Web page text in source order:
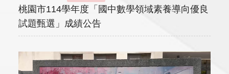
桃園市114學年度「國中數學領域素養導向優良
試題甄選」成績公告